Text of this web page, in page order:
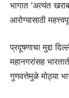
भागात ‘अत्यंत
आरोग्यासाठी
प्रदूषणाचा मुद्दा
महानगरांसह
गुणवत्तेमुळे मोठ्या